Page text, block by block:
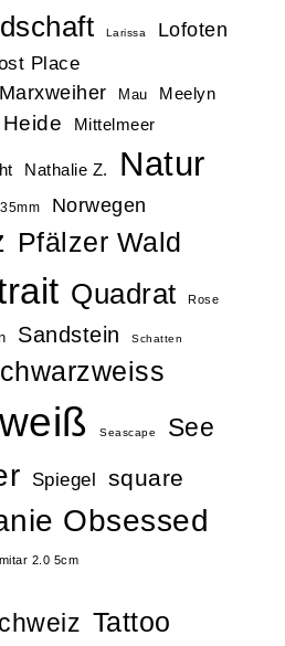
Larissa Lofoten
Place
Marxweiher Mau Meelyn
Mittelmeer
Nathalie Z. Natur
Norwegen
Pfälzer Wald
Quadrat Rose
Sandstein Schatten
Seascape See
Spiegel square
Obsessed
2.0 5cm
Tattoo